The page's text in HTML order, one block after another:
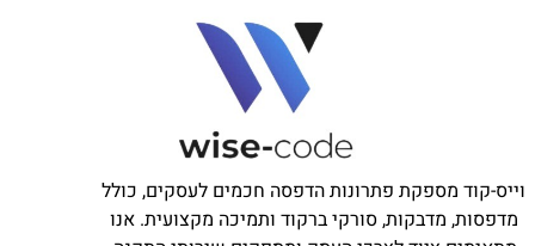
וייס-קוד מספקת פתרונות הדפסה חכמים לעסקים, כולל
מדפסות, מדבקות, סורקי ברקוד ותמיכה מקצועית. אנו